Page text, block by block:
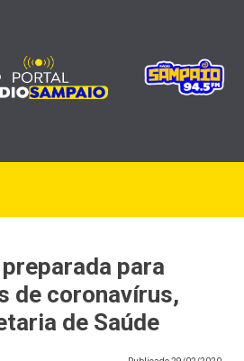
para
de coronavírus,
de Saúde